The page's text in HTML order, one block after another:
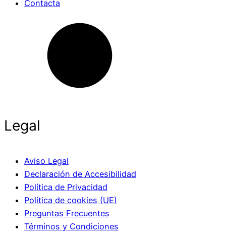
Contacta
Legal
Aviso Legal
Declaración de Accesibilidad
Política de Privacidad
Política de cookies (UE)
Preguntas Frecuentes
Términos y Condiciones